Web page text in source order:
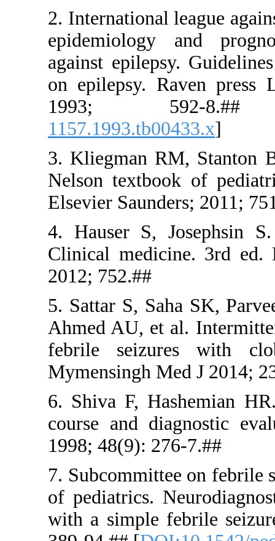
2.
against
on
3.
Nelson
Elsevier
4. Hauser
Clinical
5. Sattar
Ahmed
febrile
6. Shiva
course
1998;
7.
of
with a